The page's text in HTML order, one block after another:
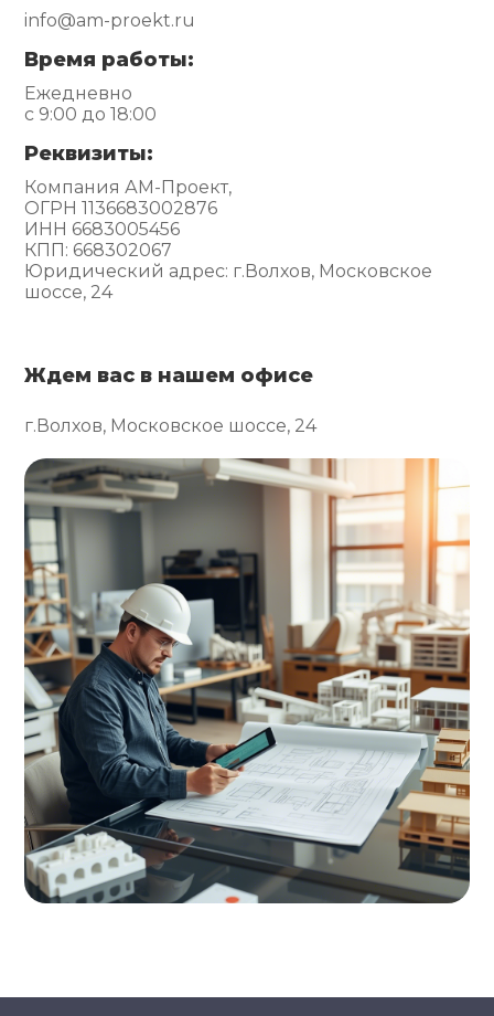
info@am-proekt.ru
Время работы:
Ежедневно
с 9:00 до 18:00
Реквизиты:
Компания АМ-Проект,
ОГРН 1136683002876
ИНН 6683005456
КПП: 668302067
Юридический адрес: г.Волхов, Московское
шоссе, 24
Ждем вас в нашем офисе
г.Волхов, Московское шоссе, 24